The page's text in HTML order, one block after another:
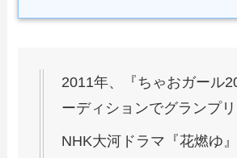
2011年、『ちゃおガール
ーディションでグランプリ
NHK大河ドラマ『花燃ゆ